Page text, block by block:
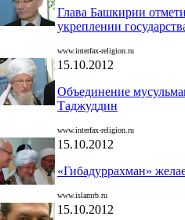
Глава Башкирии
укреплении
www.interfax-religion.ru
15.10.2012
Объединение
Таджуддин
www.interfax-religion.ru
15.10.2012
«Гибадуррахман»
www.islamrb.ru
15.10.2012